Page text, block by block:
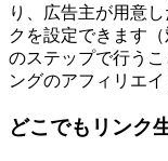
り、広告主が用意
クを設定できます
のステップで行う
ングのアフィリエ
どこでもリンク